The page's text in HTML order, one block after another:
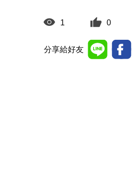
1 0
分享給好友